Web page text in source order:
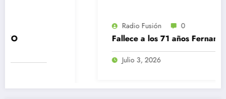
0
Fallece a los 71 años Fernando Kliche